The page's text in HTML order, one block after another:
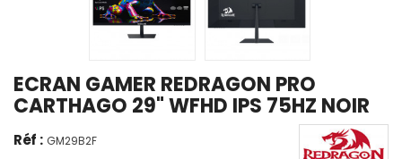
ECRAN GAMER REDRAGON PRO
CARTHAGO 29" WFHD IPS 75HZ NOIR
Réf : GM29B2F